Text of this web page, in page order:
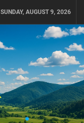
SUNDAY, AUGUST 9, 2026